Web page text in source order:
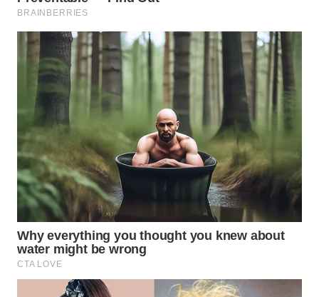
SEMARANG
WN
SOLO
WN
BOROBUDUR
WN
MADURA
WN
SURABAYA